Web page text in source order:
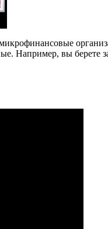
Например, вы берете